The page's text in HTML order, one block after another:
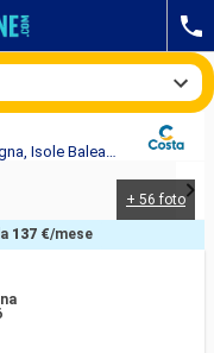
Crociera Costa Toscana: Italia, Francia, Spagna, Isole Baleari in partenza da Savona
+ 56 foto
137 €/mese